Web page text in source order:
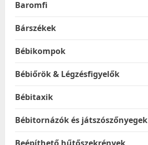
Baromfi
Bárszékek
Bébikompok
Bébiőrök & Légzésfigyelők
Bébitaxik
Bébitornázók és játszószőnyegek